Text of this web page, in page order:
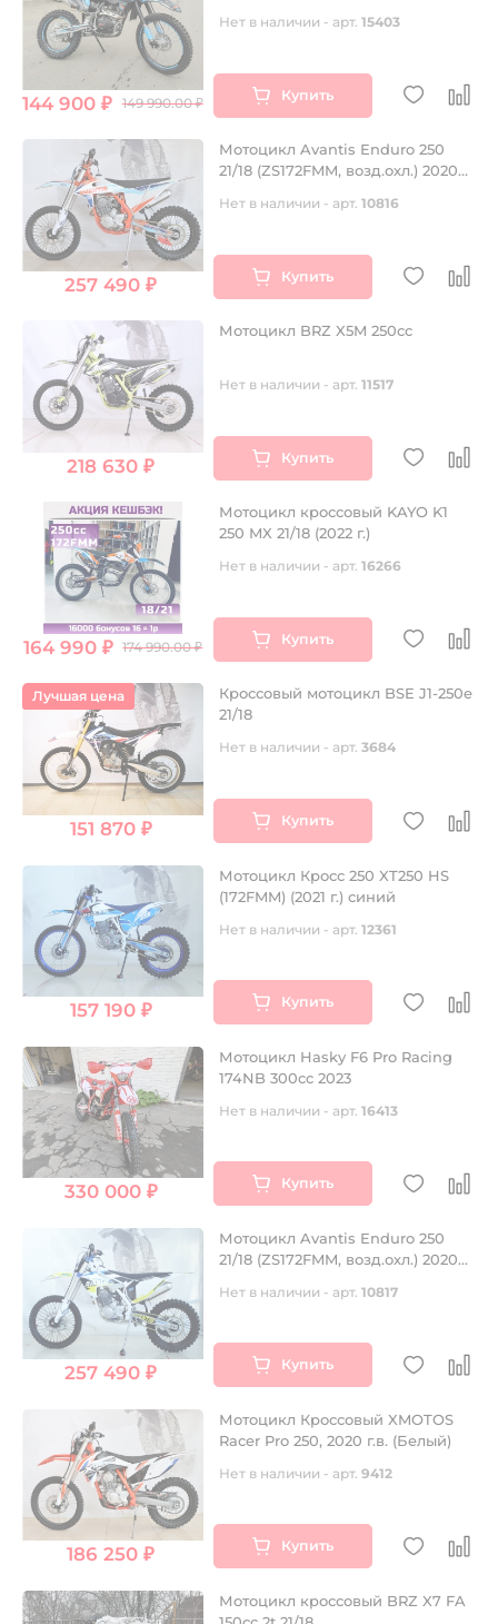
144 900 ₽ 149 990.00 ₽
Нет в наличии - арт.15403
Купить
257 490 ₽
Мотоцикл Avantis Enduro 250
21/18 (ZS172FMM, возд.охл.) 2020
Нет в наличии - арт.10816
Купить
218 630 ₽
Мотоцикл BRZ X5M 250сс
Нет в наличии - арт.11517
Купить
164 990 ₽ 174 990.00 ₽
Мотоцикл кроссовый KAYO K1
250 MX 21/18 (2022 г.)
Нет в наличии - арт.16266
Купить
Лучшая цена
151 870 ₽
Кроссовый мотоцикл BSE J1-250e
21/18
Нет в наличии - арт.3684
Купить
157 190 ₽
Мотоцикл Кросс 250 XT250 HS
(172FMM) (2021 г.) синий
Нет в наличии - арт.12361
Купить
330 000 ₽
Мотоцикл Hasky F6 Pro Racing
174NB 300cc 2023
Нет в наличии - арт.16413
Купить
257 490 ₽
Мотоцикл Avantis Enduro 250
21/18 (ZS172FMM, возд.охл.) 2020
Нет в наличии - арт.10817
Купить
186 250 ₽
Мотоцикл Кроссовый XMOTOS
Racer Pro 250, 2020 г.в. (Белый)
Нет в наличии - арт.9412
Купить
Мотоцикл кроссовый BRZ X7 FA